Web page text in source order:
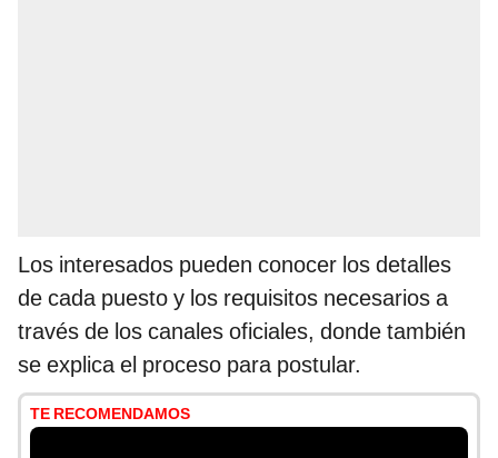
Los interesados pueden conocer los detalles
de cada puesto y los requisitos necesarios a
través de los canales oficiales, donde también
se explica el proceso para postular.
TE RECOMENDAMOS